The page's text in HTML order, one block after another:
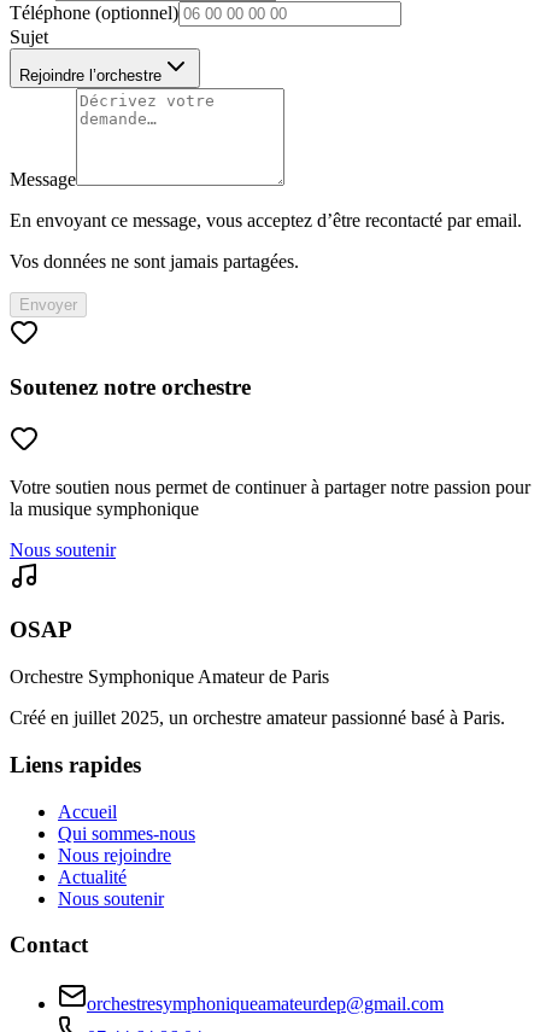
Téléphone (optionnel)
Sujet
Rejoindre l’orchestre
Message
En envoyant ce message, vous acceptez d’être recontacté par email.
Vos données ne sont jamais partagées.
Envoyer
Soutenez notre orchestre
Votre soutien nous permet de continuer à partager notre passion pour
la musique symphonique
Nous soutenir
OSAP
Orchestre Symphonique Amateur de Paris
Créé en juillet 2025, un orchestre amateur passionné basé à Paris.
Liens rapides
Accueil
Qui sommes-nous
Nous rejoindre
Actualité
Nous soutenir
Contact
orchestresymphoniqueamateurdep@gmail.com